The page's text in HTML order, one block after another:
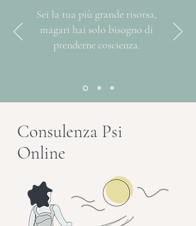
Sei la tua più grande risorsa,
magari hai solo bisogno di
prenderne coscienza.
Consulenza Psi
Online